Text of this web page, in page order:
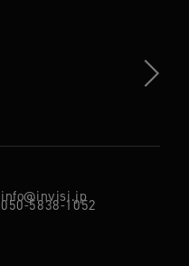
info@invisi.jp
050-5838-1052